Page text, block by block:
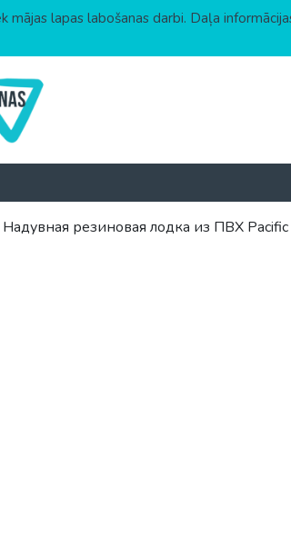
mājas lapas labošanas darbi. Daļa
резиновая лодка из ПВХ